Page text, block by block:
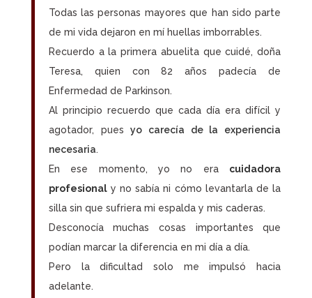
Todas las personas mayores que han sido parte
de mi vida dejaron en mí huellas imborrables.
Recuerdo a la primera abuelita que cuidé, doña
Teresa, quien con 82 años padecía de
Enfermedad de Parkinson.
Al principio recuerdo que cada día era difícil y
agotador, puesyo carecía de la experiencia
necesaria.
En ese momento, yo no era cuidadora
profesionaly no sabía ni cómo levantarla de la
silla sin que sufriera mi espalda y mis caderas.
Desconocía muchas cosas importantes que
podían marcar la diferencia en mi día a día.
Pero la dificultad solo me impulsó hacia
adelante.